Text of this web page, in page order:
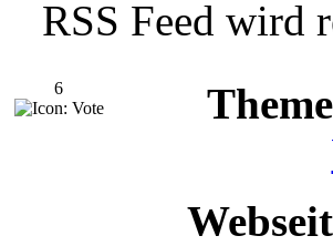
RSS Feed wird
6